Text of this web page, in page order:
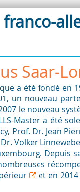
Saar-
a été fondé en
un nouveau
le nouveau
Master a été
Prof. Dr. Jean
Volker
Depuis
et en